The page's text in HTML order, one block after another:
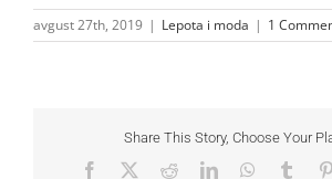
avgust 27th, 2019 | Lepota i moda | 1
Share This Story, Choose Your
Facebook RedditLinkedInWhatsApp